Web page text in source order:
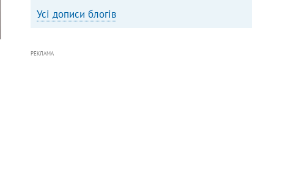
Усі дописи блогів
РЕКЛАМА